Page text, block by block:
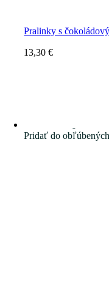
Pralinky s
13,30€
Pridať do obľúbených